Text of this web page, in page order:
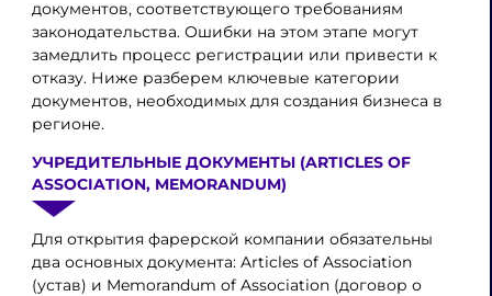
документов, соответствующего требованиям
законодательства. Ошибки на этом этапе могут
замедлить процесс регистрации или привести к
отказу. Ниже разберем ключевые категории
документов, необходимых для создания бизнеса в
регионе.
УЧРЕДИТЕЛЬНЫЕ ДОКУМЕНТЫ (ARTICLES OF
ASSOCIATION, MEMORANDUM)
Для открытия фарерской компании обязательны
два основных документа: Articles of Association
(устав) и Memorandum of Association (договор о